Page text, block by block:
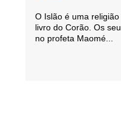
O Islão é uma
livro do Corão. Os
no profeta Maomé...